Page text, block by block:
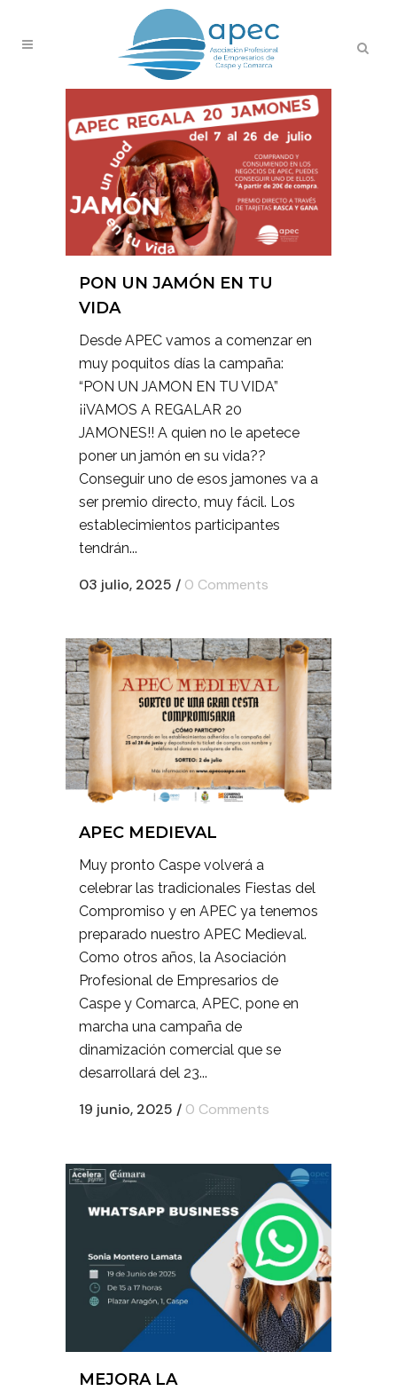
PON UN JAMÓN EN TU
VIDA
Desde APEC vamos a comenzar en
muy poquitos días la campaña:
“PON UN JAMON EN TU VIDA”
¡¡VAMOS A REGALAR 20
JAMONES!! A quien no le apetece
poner un jamón en su vida??
Conseguir uno de esos jamones va a
ser premio directo, muy fácil. Los
establecimientos participantes
tendrán...
03 julio, 2025 / 0 Comments
APEC MEDIEVAL
Muy pronto Caspe volverá a
celebrar las tradicionales Fiestas del
Compromiso y en APEC ya tenemos
preparado nuestro APEC Medieval.
Como otros años, la Asociación
Profesional de Empresarios de
Caspe y Comarca, APEC, pone en
marcha una campaña de
dinamización comercial que se
desarrollará del 23...
19 junio, 2025 / 0 Comments
MEJORA LA